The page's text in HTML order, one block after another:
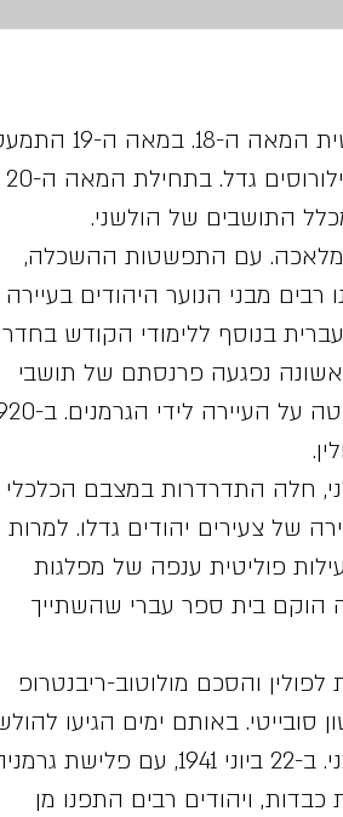
היהודים הראשונים התיישבו בהולשני בראשית המאה ה-18.
מספר הפולנים בעיירה ומספר היהודים והביילורוסים גדל. בתחילת המאה ה-20
עם התפשטות ההשכלה,
ה-19 ובראשית המאה ה-20, פנו רבים מבני הנוער היהודים בעיירה
בנוסף ללימודי הקודש
נפגעה פרנסתם של תושבי
המקום עקב פעולות הלחימה והעברת השליטה על
חלה התדרדרות במצבם הכלכלי
של צעירים יהודים גדלו. למרות
פוליטית ענפה של מפלגות
הוקם בית ספר עברי שהשתייך
הגרמנית לפולין והסכם מולוטוב-ריבנטרופ
באותם ימים הגיעו
פליטים יהודים שנמלטו מאזור הכיבוש הגרמני. ב-22 ביוני 1941, עם פלישת
ויהודים רבים התפנו מן